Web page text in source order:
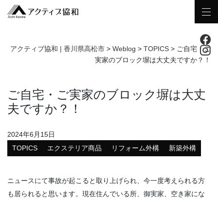
アクティブ協和 | 香川県高松市 > Weblog > TOPICS > ご自宅・ご
実家のブロック塀は大丈夫ですか？！
ご自宅・ご実家のブロック塀は大丈
夫ですか？！
2024年6月15日
TOPICS
エクステリア商品 リフォーム外構 新築外構
ニュースにて事故が起こると取り上げられ、今一度考えられる方
も居られると思います。 現在住んでいる所、御実家、空き家にな